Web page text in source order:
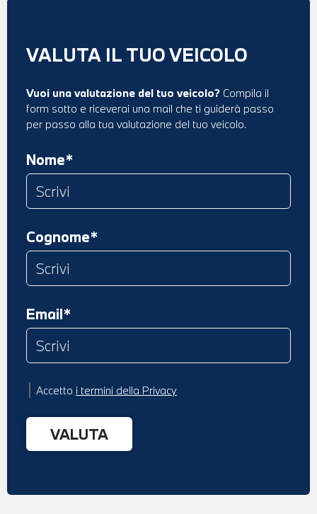
VALUTA IL TUO VEICOLO
Vuoi una valutazione del tuo veicolo? Compila il
form sotto e riceverai una mail che ti guiderà passo
per passo alla tua valutazione del tuo veicolo.
Nome*
Cognome*
Email*
Accetto i termini della Privacy